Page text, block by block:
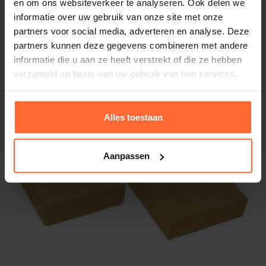
en om ons websiteverkeer te analyseren. Ook delen we
informatie over uw gebruik van onze site met onze
partners voor social media, adverteren en analyse. Deze
partners kunnen deze gegevens combineren met andere
informatie die u aan ze heeft verstrekt of die ze hebben
verzameld op basis van uw gebruik van hun services.
Alles toestaan
Aanpassen
schrootjes
Eenvoudige installatie:het handige messing-
en veerprofiel maakt het monteren eenvoudig,
zelfs voor doe-het-zelvers.
gecertificeerd, wat betekent dat het afkomstig
is uit verantwoord beheerde bossen.
Stijlvol design:het lichte hout past bij elk
saunadesign, van klassiek tot modern.
Toepassingen van de Sauna
Aanbieding